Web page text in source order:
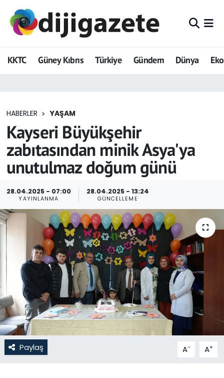
KKTC Güney Kıbrıs Türkiye Gündem Dünya
HABERLER YAŞAM
Kayseri Büyükşehir
zabıtasından minik Asya'ya
unutulmaz doğum günü
28.04.2025 - 07:00
YAYINLANMA
28.04.2025 - 13:24
GÜNCELLEME
Paylaş A- A+
ADVERTORIAL
Dijigazete
Eğitim
Ekonomi
Foto Galeri
GEZİ
Güncel
Gündem
KKTC
KKTC YEREL SEÇİM 2018
Kültür Sanat
Magazin
Hava Durumu
Trafik Durumu
Tüm Manşetler
Son Dakika Haberleri
Haber Arşivi